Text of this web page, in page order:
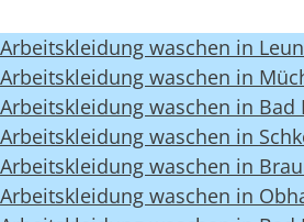
Arbeitskleidung waschen in
Arbeitskleidung waschen in
Arbeitskleidung waschen in Bad
Arbeitskleidung waschen in
Arbeitskleidung waschen in
Arbeitskleidung waschen in